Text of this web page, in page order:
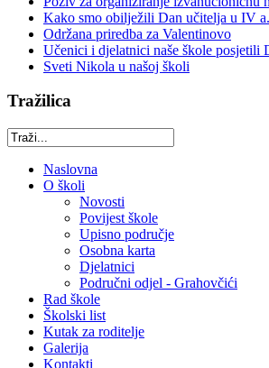
Kako smo obilježili Dan učitelja u IV a.
Održana priredba za Valentinovo
Učenici i djelatnici naše škole posjetili
Sveti Nikola u našoj školi
Tražilica
Naslovna
O školi
Novosti
Povijest škole
Upisno područje
Osobna karta
Djelatnici
Područni odjel - Grahovčići
Rad škole
Školski list
Kutak za roditelje
Galerija
Kontakti